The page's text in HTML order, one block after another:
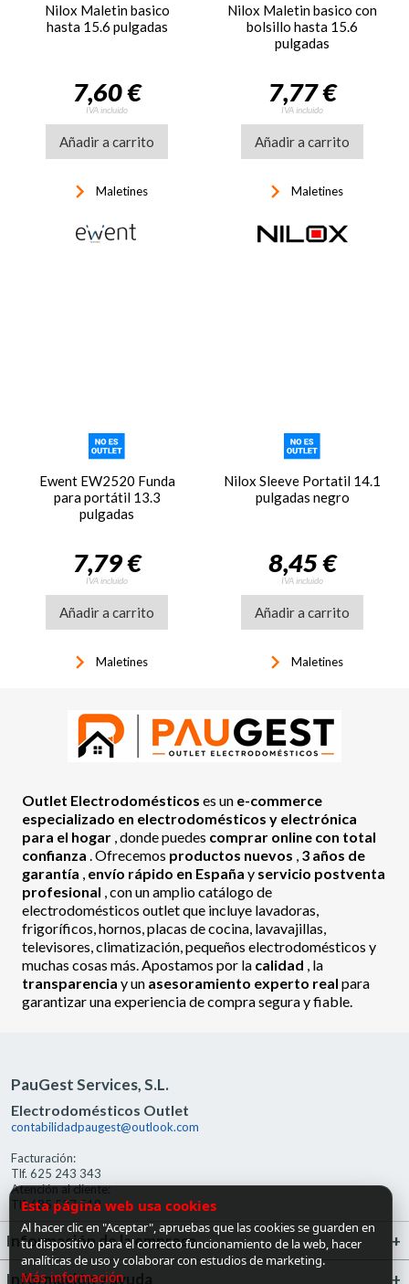
Nilox Maletin basico
hasta 15.6 pulgadas
7,60 €
IVA incluido
Añadir a carrito
keyboard_arrow_right Maletines
Nilox Maletin basico con
bolsillo hasta 15.6
pulgadas
7,77 €
IVA incluido
Añadir a carrito
keyboard_arrow_right Maletines
Ewent EW2520 Funda
para portátil 13.3
pulgadas
7,79 €
IVA incluido
Añadir a carrito
keyboard_arrow_right Maletines
Nilox Sleeve Portatil 14.1
pulgadas negro
8,45 €
IVA incluido
Añadir a carrito
keyboard_arrow_right Maletines
Outlet Electrodomésticos es un e-commerce
especializado en electrodomésticos y electrónica
para el hogar , donde puedes comprar online con total
confianza . Ofrecemos productos nuevos , 3 años de
garantía , envío rápido en España y servicio postventa
profesional , con un amplio catálogo de
electrodomésticos outlet que incluye lavadoras,
frigoríficos, hornos, placas de cocina, lavavajillas,
televisores, climatización, pequeños electrodomésticos y
muchas cosas más. Apostamos por la calidad , la
transparencia y un asesoramiento experto real para
garantizar una experiencia de compra segura y fiable.
PauGest Services, S.L.
Electrodomésticos Outlet
contabilidadpaugest@outlook.com
Facturación:
Tlf. 625 243 343
Atención al cliente:
Tlf. 685 527 519
Información de la empresa
Información y ayuda
Esta página web usa cookies
Al hacer clic en "Aceptar", apruebas que las cookies se guarden en
tu dispositivo para el correcto funcionamiento de la web, hacer
analíticas de uso y colaborar con estudios de marketing.
Más información